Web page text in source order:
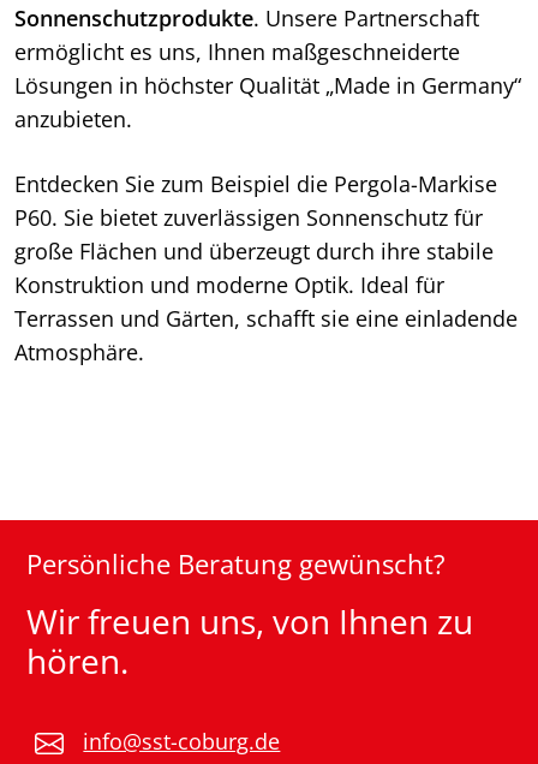
Sonnenschutzprodukte. Unsere Partnerschaft
ermöglicht es uns, Ihnen maßgeschneiderte
Lösungen in höchster Qualität „Made in Germany“
anzubieten.
Entdecken Sie zum Beispiel die Pergola-Markise
P60. Sie bietet zuverlässigen Sonnenschutz für
große Flächen und überzeugt durch ihre stabile
Konstruktion und moderne Optik. Ideal für
Terrassen und Gärten, schafft sie eine einladende
Atmosphäre.
Persönliche Beratung gewünscht?
Wir freuen uns, von Ihnen zu
hören.
info@sst-coburg.de